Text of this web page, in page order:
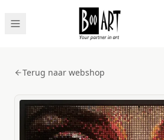
Terug naar webshop